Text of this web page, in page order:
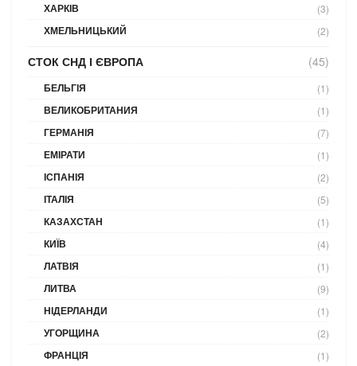
ХАРКІВ (3)
ХМЕЛЬНИЦЬКИЙ (2)
СТОК СНД І ЄВРОПА (45)
БЕЛЬГІЯ (1)
ВЕЛИКОБРИТАНИЯ (1)
ГЕРМАНІЯ (7)
ЕМІРАТИ (1)
ІСПАНІЯ (2)
ІТАЛІЯ (5)
КАЗАХСТАН (1)
КИЇВ (4)
ЛАТВІЯ (1)
ЛИТВА (9)
НІДЕРЛАНДИ (1)
УГОРЩИНА (2)
ФРАНЦІЯ (1)